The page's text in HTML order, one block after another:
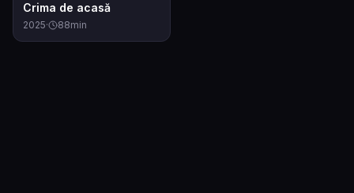
Crima de acasă
2025· 88min